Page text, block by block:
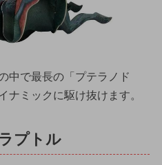
中で最長の「プテラノド
ナミックに駆け抜けます。
プトル